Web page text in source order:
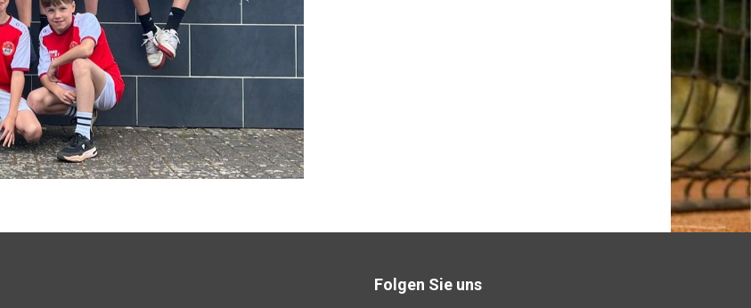
Dinslaken
Folgen Sie uns